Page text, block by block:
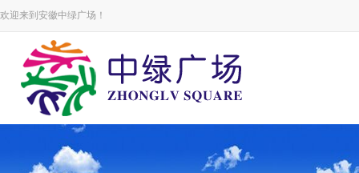
欢迎来到安徽中绿广场！